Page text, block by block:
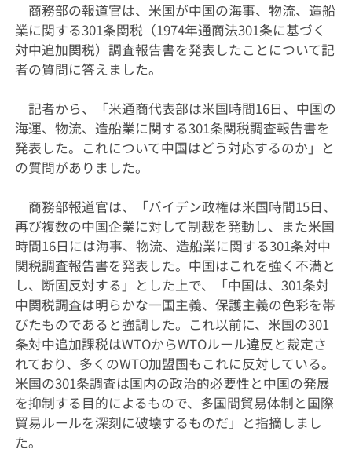
商務部の報道官は、米国が中国の海事、物流、造船
業に関する301条関税（1974年通商法301条に基づく
対中追加関税）調査報告書を発表したことについて記
者の質問に答えました。
記者から、「米通商代表部は米国時間16日、中国の
海運、物流、造船業に関する301条関税調査報告書を
発表した。これについて中国はどう対応するのか」と
の質問がありました。
商務部報道官は、「バイデン政権は米国時間15日、
再び複数の中国企業に対して制裁を発動し、また米国
時間16日には海事、物流、造船業に関する301条対中
関税調査報告書を発表した。中国はこれを強く不満と
し、断固反対する」とした上で、「中国は、 301条対
中関税調査は明らかな一国主義、保護主義の色彩を帯
びたものであると強調した。これ以前に、米国の301
条対中追加課税はWTOからWTOルール違反と裁定さ
れており、多くのWTO加盟国もこれに反対している。
米国の301条調査は国内の政治的必要性と中国の発展
を抑制する目的によるもので、多国間貿易体制と国際
貿易ルールを深刻に破壊するものだ」と指摘しまし
た。